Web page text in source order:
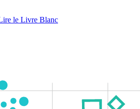
le Livre Blanc